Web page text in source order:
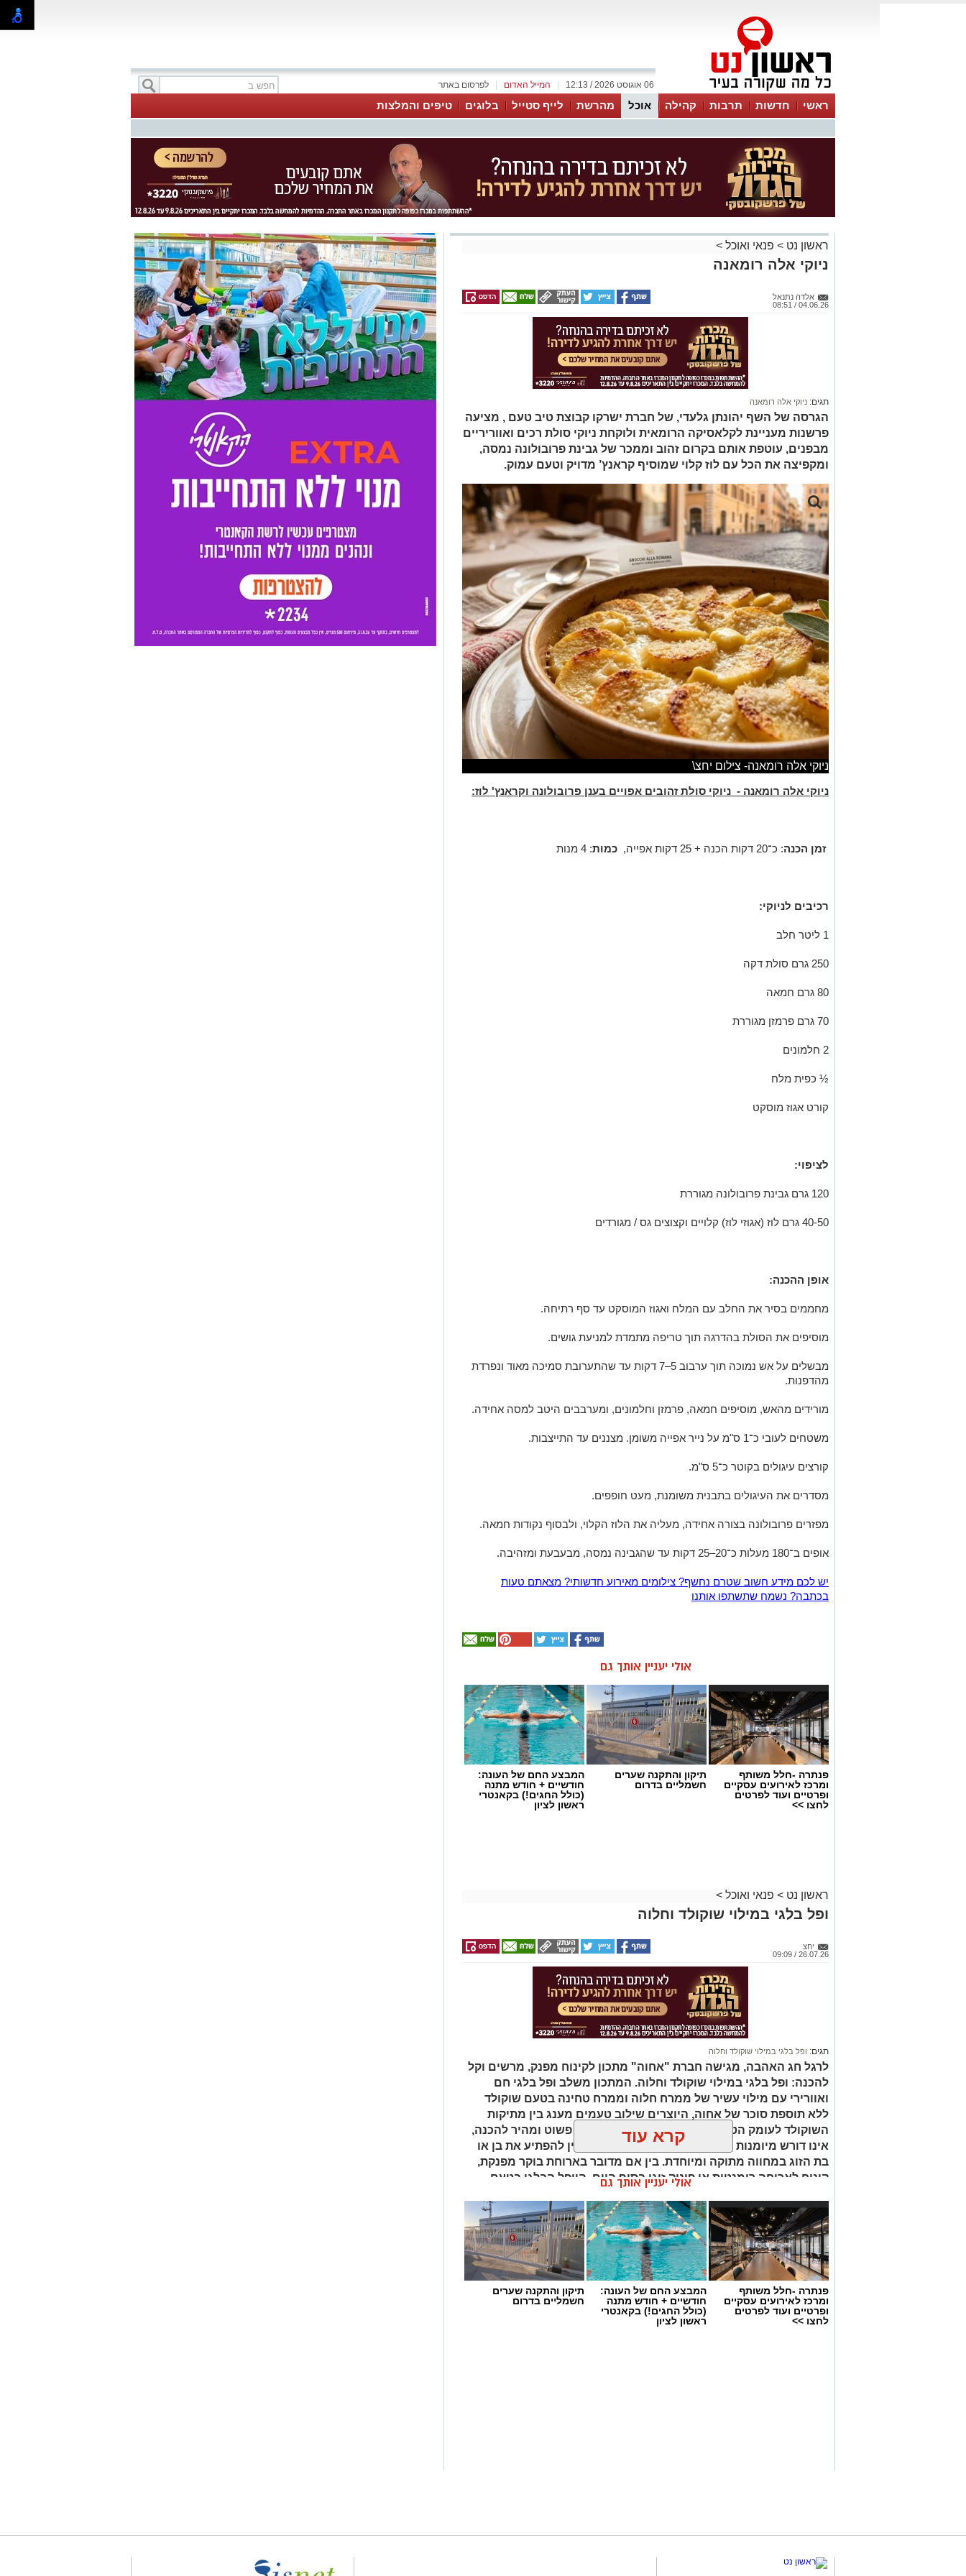
לפרסום באתר המייל האדום 06 אוגוסט 2026 / 12:13
ראשי חדשות תרבות קהילה אוכל מהרשת לייף סטייל בלוגים טיפים והמלצות
ראשון נט > פנאי ואוכל >
ניוקי אלה רומאנה
אלדה נתנאל
04.06.26 / 08:51
תגים: ניוקי אלה רומאנה
הגרסה של השף יהונתן גלעדי, של חברת ישרקו קבוצת טיב טעם , מציעה
פרשנות מעניינת לקלאסיקה הרומאית ולוקחת ניוקי סולת רכים ואווריריים
מבפנים, עוטפת אותם בקרום זהוב וממכר של גבינת פרובולונה נמסה,
ומקפיצה את הכל עם לוז קלוי שמוסיף קראנץ’ מדויק וטעם עמוק.
ניוקי אלה רומאנה- צילום יחצ\
ניוקי אלה רומאנה - ניוקי סולת זהובים אפויים בענן פרובולונה וקראנץ' לוז:
זמן הכנה: כ־20 דקות הכנה + 25 דקות אפייה, כמות: 4 מנות
רכיבים לניוקי:
1 ליטר חלב
250 גרם סולת דקה
80 גרם חמאה
70 גרם פרמזן מגוררת
2 חלמונים
½ כפית מלח
קורט אגוז מוסקט
לציפוי:
120 גרם גבינת פרובולונה מגוררת
40-50 גרם לוז (אגוזי לוז) קלויים וקצוצים גס / מגורדים
אופן ההכנה:
מחממים בסיר את החלב עם המלח ואגוז המוסקט עד סף רתיחה.
מוסיפים את הסולת בהדרגה תוך טריפה מתמדת למניעת גושים.
מבשלים על אש נמוכה תוך ערבוב 5–7 דקות עד שהתערובת סמיכה מאוד ונפרדת
מהדפנות.
מורידים מהאש, מוסיפים חמאה, פרמזן וחלמונים, ומערבבים היטב למסה אחידה.
משטחים לעובי כ־1 ס"מ על נייר אפייה משומן. מצננים עד התייצבות.
קורצים עיגולים בקוטר כ־5 ס"מ.
מסדרים את העיגולים בתבנית משומנת, מעט חופפים.
מפזרים פרובולונה בצורה אחידה, מעליה את הלוז הקלוי, ולבסוף נקודות חמאה.
אופים ב־180 מעלות כ־20–25 דקות עד שהגבינה נמסה, מבעבעת ומזהיבה.
יש לכם מידע חשוב שטרם נחשף? צילומים מאירוע חדשותי? מצאתם טעות
בכתבה? נשמח שתשתפו אותנו
אולי יעניין אותך גם
פנתרה -חלל משותף
ומרכז לאירועים עסקיים
ופרטיים ועוד לפרטים
לחצו >>
תיקון והתקנה שערים
חשמליים בדרום
המבצע החם של העונה:
חודשיים + חודש מתנה
(כולל החגים!) בקאנטרי
ראשון לציון
ראשון נט > פנאי ואוכל >
ופל בלגי במילוי שוקולד וחלוה
יחצ
26.07.26 / 09:09
תגים: ופל בלגי במילוי שוקולד וחלוה
לרגל חג האהבה, מגישה חברת "אחוה" מתכון לקינוח מפנק, מרשים וקל
להכנה: ופל בלגי במילוי שוקולד וחלוה. המתכון משלב ופל בלגי חם
ואוורירי עם מילוי עשיר של ממרח חלוה וממרח טחינה בטעם שוקולד
ללא תוספת סוכר של אחוה, היוצרים שילוב טעמים מענג בין מתיקות
השוקולד לעומק הטעם הייחודי של החלוה. המתכון פשוט ומהיר להכנה,
אינו דורש מיומנות מיוחדת ומתאים לכל מי שמעוניין להפתיע את בן או
בת הזוג במחווה מתוקה ומיוחדת. בין אם מדובר בארוחת בוקר מפנקת,
קינוח לארוחה רומנטית או פינוק זוגי בסוף היום, הוופל הבלגי בטעם
קרא עוד
אולי יעניין אותך גם
פנתרה -חלל משותף
ומרכז לאירועים עסקיים
ופרטיים ועוד לפרטים
לחצו >>
המבצע החם של העונה:
חודשיים + חודש מתנה
(כולל החגים!) בקאנטרי
ראשון לציון
תיקון והתקנה שערים
חשמליים בדרום